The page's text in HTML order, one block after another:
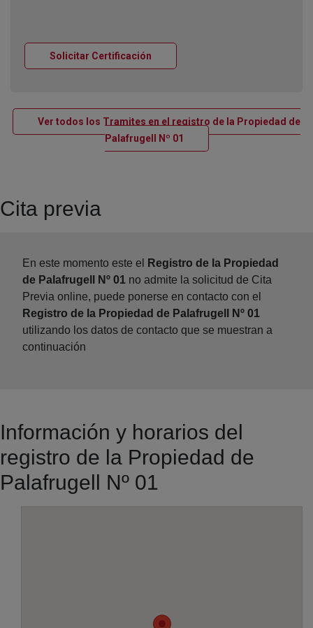
Solicitar Certificación
Ver todos los Tramites en el registro de la Propiedad de
Palafrugell Nº 01 Ventana nueva
Cita previa
En este momento este el
Registro de la Propiedad
de Palafrugell Nº 01 no admite la solicitud de Cita
Previa online, puede ponerse en contacto con el
Registro de la Propiedad de Palafrugell Nº 01
utilizando los datos de contacto que se muestran a
continuación
Información y horarios del
registro de la Propiedad de
Palafrugell Nº 01